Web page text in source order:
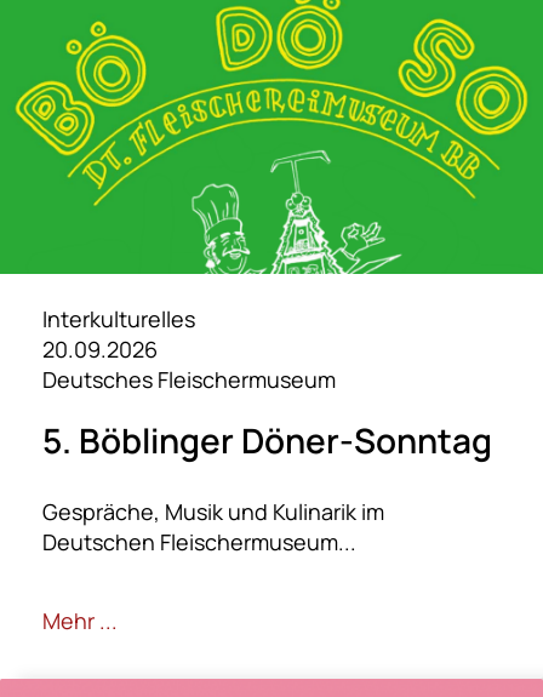
Interkulturelles
20.09.2026
Deutsches Fleischermuseum
5. Böblinger Döner-Sonntag
Gespräche, Musik und Kulinarik im
Deutschen Fleischermuseum...
Mehr ...